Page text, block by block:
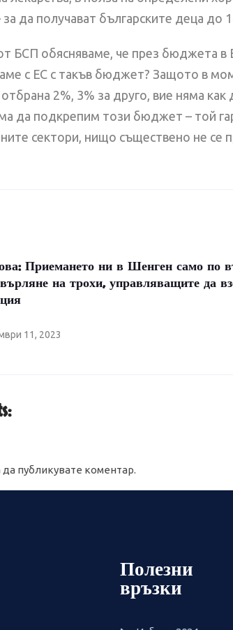
да получават българските деца до
БСП обясняваме, че през бюджета
с ЕС с такъв бюджет? Защото в
2%, 3% за друго, вие няма
да подкрепим този бюджет – той
сектори, нищо съществено не се
Приемането ни в Шенген само по
на трохи, управляващите да
11, 2023
да публикувате коментар.
Полезни
връзки